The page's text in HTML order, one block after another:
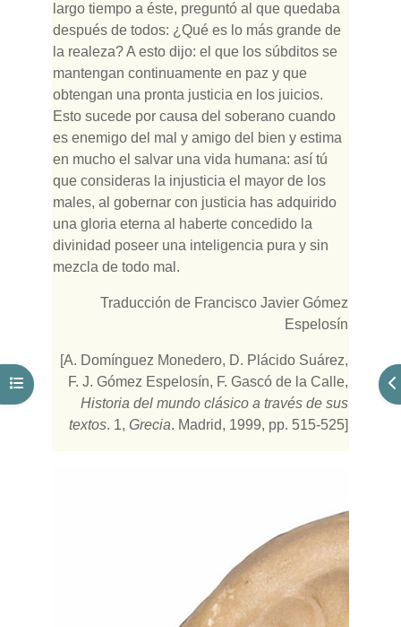
Abrir índice del curso
largo tiempo a éste, preguntó al que quedaba
después de todos: ¿Qué es lo más grande de
la realeza? A esto dijo: el que los súbditos se
mantengan continuamente en paz y que
obtengan una pronta justicia en los juicios.
Esto sucede por causa del soberano cuando
es enemigo del mal y amigo del bien y estima
en mucho el salvar una vida humana: así tú
que consideras la injusticia el mayor de los
males, al gobernar con justicia has adquirido
una gloria eterna al haberte concedido la
divinidad poseer una inteligencia pura y sin
mezcla de todo mal.
Traducción de Francisco Javier Gómez
Espelosín
[A. Domínguez Monedero, D. Plácido Suárez,
F. J. Gómez Espelosín, F. Gascó de la Calle,
Historia del mundo clásico a través de sus
textos. 1, Grecia. Madrid, 1999, pp. 515-525]